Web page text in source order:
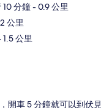
10 分鐘- 0.9 公里
公里
1.5 公里
開車 5 分鐘就可以到